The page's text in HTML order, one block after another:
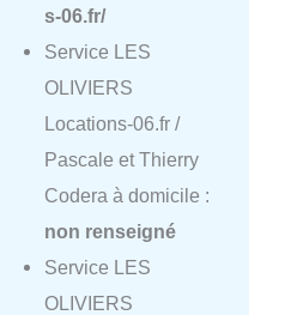
s-06.fr/
Service LES
OLIVIERS
Locations-06.fr /
Pascale et Thierry
Codera à domicile :
non renseigné
Service LES
OLIVIERS